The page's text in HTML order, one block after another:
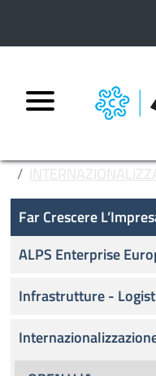
PROGETTO VDA
QUESITI
Far crescere
Far Crescere
ALPS Enterprise
Infrastrutture -